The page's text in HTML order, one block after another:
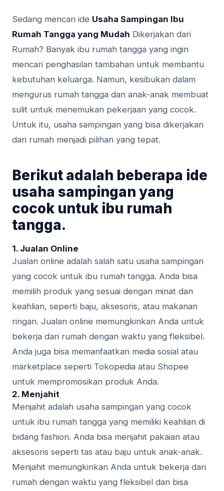
Sedang mencari ide Usaha Sampingan Ibu
Rumah Tangga yang Mudah Dikerjakan dari
Rumah? Banyak ibu rumah tangga yang ingin
mencari penghasilan tambahan untuk membantu
kebutuhan keluarga. Namun, kesibukan dalam
mengurus rumah tangga dan anak-anak membuat
sulit untuk menemukan pekerjaan yang cocok.
Untuk itu, usaha sampingan yang bisa dikerjakan
dari rumah menjadi pilihan yang tepat.
Berikut adalah beberapa ide
usaha sampingan yang
cocok untuk ibu rumah
tangga.
1. Jualan Online
Jualan online adalah salah satu usaha sampingan
yang cocok untuk ibu rumah tangga. Anda bisa
memilih produk yang sesuai dengan minat dan
keahlian, seperti baju, aksesoris, atau makanan
ringan. Jualan online memungkinkan Anda untuk
bekerja dari rumah dengan waktu yang fleksibel.
Anda juga bisa memanfaatkan media sosial atau
marketplace seperti Tokopedia atau Shopee
untuk mempromosikan produk Anda.
2. Menjahit
Menjahit adalah usaha sampingan yang cocok
untuk ibu rumah tangga yang memiliki keahlian di
bidang fashion. Anda bisa menjahit pakaian atau
aksesoris seperti tas atau baju untuk anak-anak.
Menjahit memungkinkan Anda untuk bekerja dari
rumah dengan waktu yang fleksibel dan bisa